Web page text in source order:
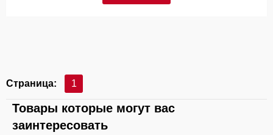
Страница: 1
Товары которые могут вас
заинтересовать